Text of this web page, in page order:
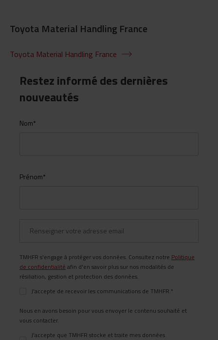
Toyota Material Handling France
Toyota Material Handling France
Restez informé des dernières
nouveautés
Nom*
Prénom*
TMHFR s'engage à protéger vos données. Consultez notre Politique
de confidentialité afin d'en savoir plus sur nos modalités de
résiliation, gestion et protection des données.
J'accepte de recevoir les communications de TMHFR.*
Nous en avons besoin pour vous envoyer le contenu souhaité et
vous contacter.
J'accepte que TMHFR stocke et traite mes données